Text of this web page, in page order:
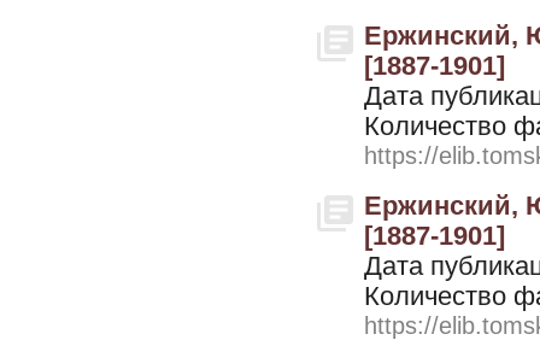
Ержинский,
[1887-1901]
Дата
Количество
https://
Ержинский,
[1887-1901]
Дата
Количество
https://